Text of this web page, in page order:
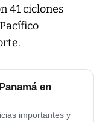
41 ciclones
en
importantes y